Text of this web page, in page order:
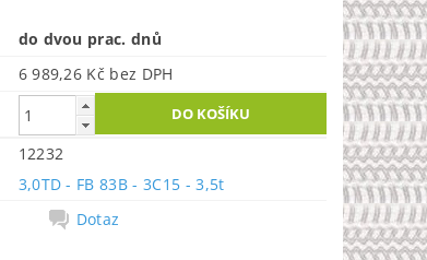
do dvou prac. dnů
6 989,26 Kč bez DPH
12232
3,0TD - FB 83B - 3C15 - 3,5t
Dotaz